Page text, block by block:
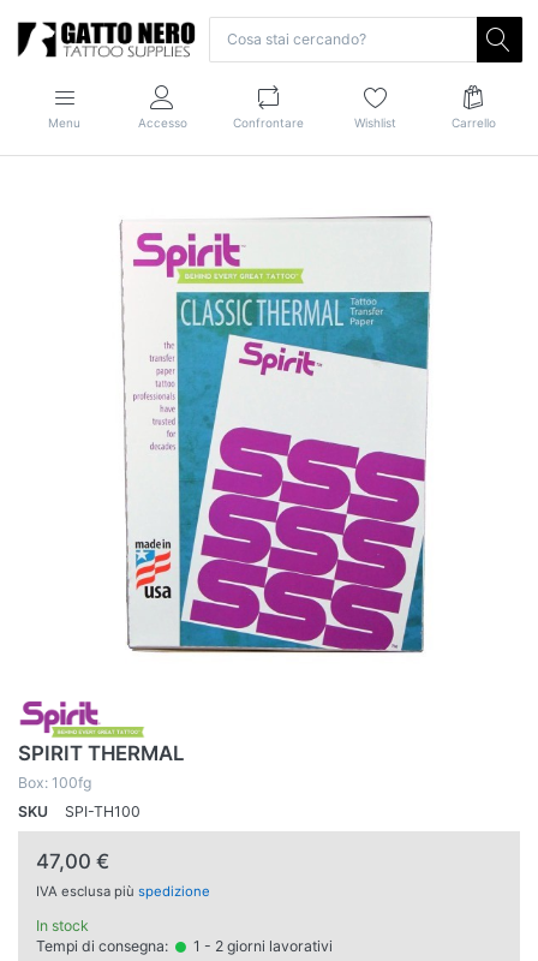
Menu Accesso Confrontare Wishlist Carrello
SPIRIT THERMAL
Box: 100fg
SKU
SPI-TH100
47,00 €
IVA esclusa più spedizione
In stock
Tempi di consegna:
1 - 2 giorni lavorativi